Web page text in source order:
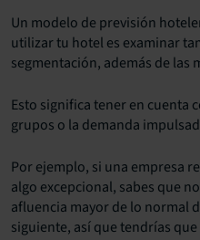
Un modelo de previsión
utilizar tu hotel es examinar
segmentación, además de las
Esto significa tener en cuenta
grupos o la demanda
Por ejemplo, si una empresa
algo excepcional, sabes que
afluencia mayor de lo normal
siguiente, así que tendrías